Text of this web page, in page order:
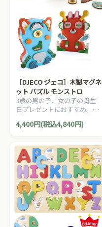
［DJECO ジェコ］木製マグネ
ット パズル モンストロ
3歳の男の子、女の子の誕生
日プレゼントにおすすめ。福
笑いのようなフランス・
DJECOの木製マグネットパズ
4,400円(税込4,840円)